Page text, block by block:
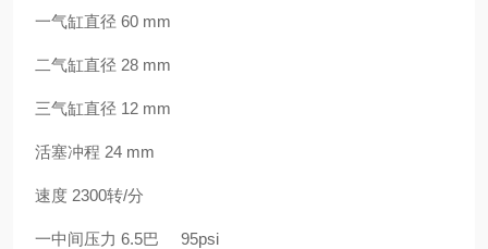
一气缸直径 60 mm
二气缸直径 28 mm
三气缸直径 12 mm
活塞冲程 24 mm
速度 2300转/分
一中间压力 6.5巴 95psi